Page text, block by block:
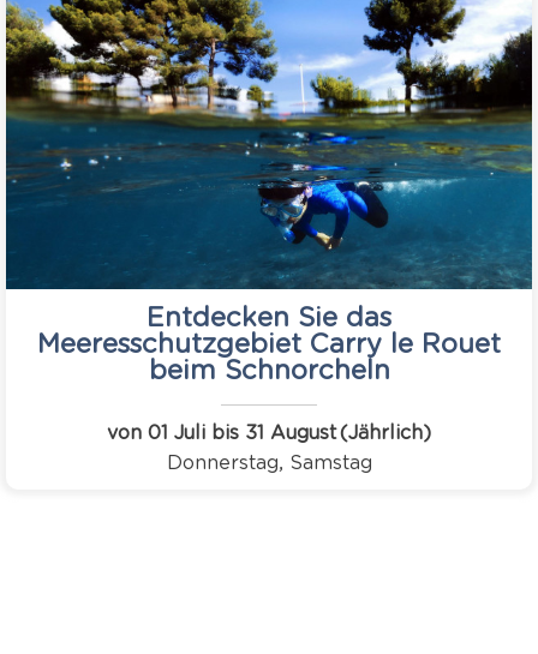
Entdecken Sie das
Meeresschutzgebiet Carry le Rouet
beim Schnorcheln
von 01 Juli bis 31 August(Jährlich)
Donnerstag, Samstag